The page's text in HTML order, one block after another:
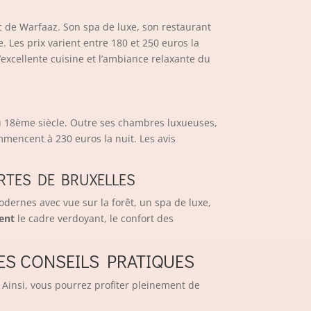
Warfaaz. Son spa de luxe, son restaurant
Les prix varient entre 180 et 250 euros la
cuisine et l’ambiance relaxante du
siècle. Outre ses chambres luxueuses,
à 230 euros la nuit. Les avis
DE BRUXELLES
avec vue sur la forêt, un spa de luxe,
le cadre verdoyant, le confort des
CONSEILS PRATIQUES
vous pourrez profiter pleinement de